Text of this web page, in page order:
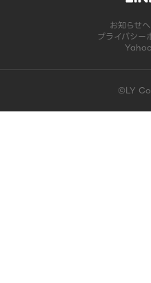
お知らせ
プライバシー
©LY
このコンテンツは掲載が終了